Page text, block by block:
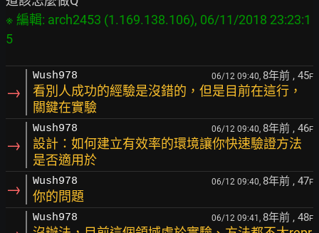
※ 編輯: arch2453 (1.169.138.106), 06/11/2018 23:23:1
→
Wush978 06/12 09:40, 8年前 , 45F
看別人成功的經驗是沒錯的，但是目前在這行，
關鍵在實驗
→
Wush978 06/12 09:40, 8年前 , 46F
設計：如何建立有效率的環境讓你快速驗證方法
是否適用於
→ Wush978 06/12 09:40, 8年前 , 47F
你的問題
Wush978 06/12 09:41, 8年前 , 48F